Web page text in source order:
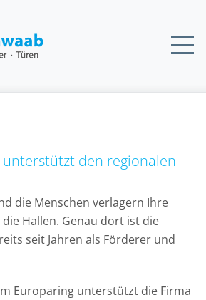
unterstützt den regionalen
die Menschen verlagern Ihre
Hallen. Genau dort ist die
seit Jahren als Förderer und
Europaring unterstützt die Firma